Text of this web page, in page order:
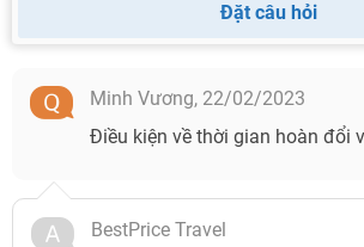
Đặt câu hỏi
Minh Vương, 22/02/2023
Điều kiện về thời gian hoàn đổi
BestPrice Travel